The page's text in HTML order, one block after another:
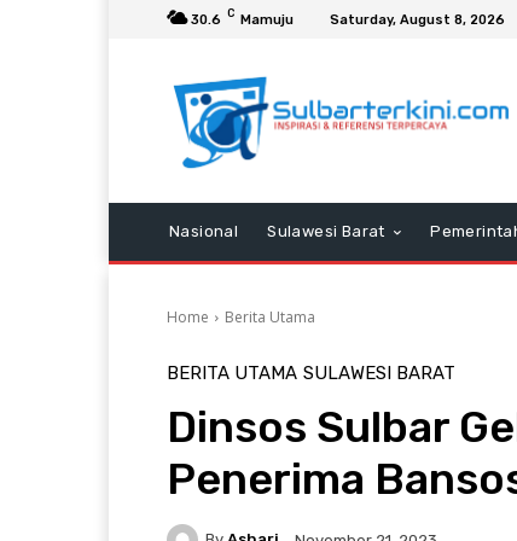
30.6 C Mamuju Saturday, August 8, 2026
Nasional Sulawesi Barat
Home Berita Utama
BERITA UTAMA SULAWESI BARAT
Dinsos Sulbar
Penerima